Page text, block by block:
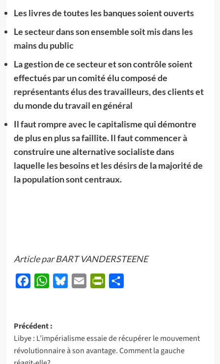
Les livres de toutes les banques soient ouverts
Le secteur dans son ensemble soit mis dans les
mains du public
La gestion de ce secteur et son contrôle soient
effectués par un comité élu composé de
représentants élus des travailleurs, des clients et
du monde du travail en général
Il faut rompre avec le capitalisme qui démontre
de plus en plus sa faillite. Il faut commencer à
construire une alternative socialiste dans
laquelle les besoins et les désirs de la majorité de
la population sont centraux.
Article par BART VANDERSTEENE
FacebookWhatsApp
BlueskyEmail PrintFriendly
Navigation
d’article
Précédent :
Libye : L’impérialisme essaie de récupérer le mouvement
révolutionnaire à son avantage. Comment la gauche